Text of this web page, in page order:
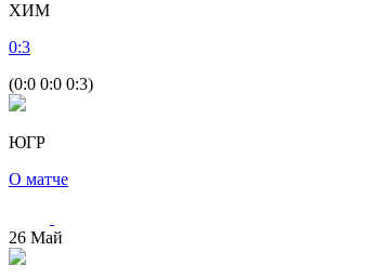
ХИМ
0:3
(0:0 0:0 0:3)
ЮГР
О матче
26 Май